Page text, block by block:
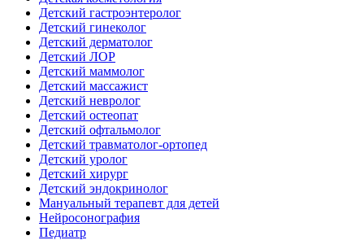
Детский гастроэнтеролог
Детский гинеколог
Детский дерматолог
Детский ЛОР
Детский маммолог
Детский массажист
Детский невролог
Детский остеопат
Детский офтальмолог
Детский травматолог-ортопед
Детский уролог
Детский хирург
Детский эндокринолог
Мануальный терапевт для детей
Нейросонография
Педиатр